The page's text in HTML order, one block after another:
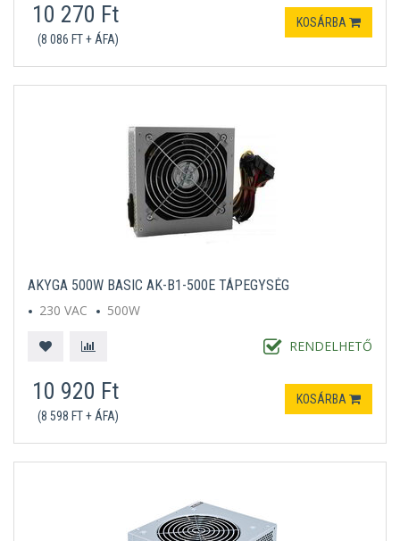
10 270 Ft
(8 086 FT + ÁFA)
KOSÁRBA
AKYGA 500W BASIC AK-B1-500E TÁPEGYSÉG
230 VAC
500W
RENDELHETŐ
10 920 Ft
(8 598 FT + ÁFA)
KOSÁRBA